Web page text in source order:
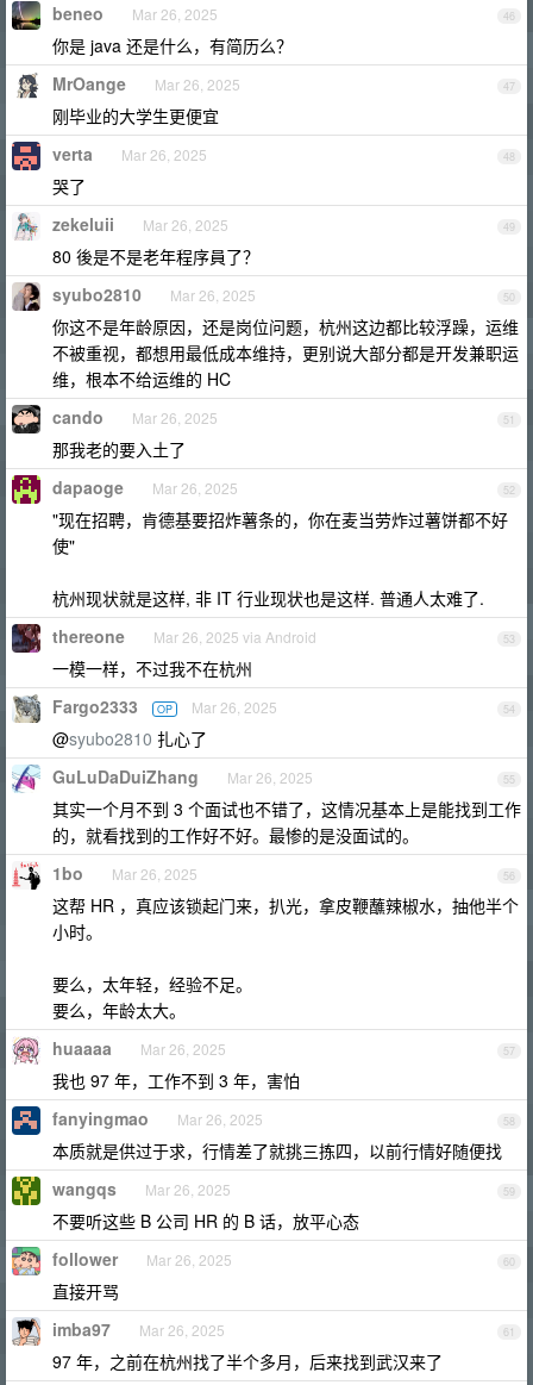
46
beneo Mar 26, 2025
你是 java 还是什么，有简历么？
47
MrOange Mar 26, 2025
刚毕业的大学生更便宜
48
verta Mar 26, 2025
哭了
49
zekeluii Mar 26, 2025
80 後是不是老年程序員了？
50
syubo2810 Mar 26, 2025
你这不是年龄原因，还是岗位问题，杭州这边都比较浮躁，运维
不被重视，都想用最低成本维持，更别说大部分都是开发兼职运
维，根本不给运维的 HC
51
cando Mar 26, 2025
那我老的要入土了
52
dapaoge Mar 26, 2025
"现在招聘，肯德基要招炸薯条的，你在麦当劳炸过薯饼都不好
使"
杭州现状就是这样, 非 IT 行业现状也是这样. 普通人太难了.
53
thereone Mar 26, 2025 via Android
一模一样，不过我不在杭州
54
Fargo2333 OP Mar 26, 2025
@syubo2810 扎心了
55
GuLuDaDuiZhang Mar 26, 2025
其实一个月不到 3 个面试也不错了，这情况基本上是能找到工作
的，就看找到的工作好不好。最惨的是没面试的。
56
1bo Mar 26, 2025
这帮 HR ，真应该锁起门来，扒光，拿皮鞭蘸辣椒水，抽他半个
小时。
要么，太年轻，经验不足。
要么，年龄太大。
57
huaaaa Mar 26, 2025
我也 97 年，工作不到 3 年，害怕
58
fanyingmao Mar 26, 2025
本质就是供过于求，行情差了就挑三拣四，以前行情好随便找
59
wangqs Mar 26, 2025
不要听这些 B 公司 HR 的 B 话，放平心态
60
follower Mar 26, 2025
直接开骂
61
imba97 Mar 26, 2025
97 年，之前在杭州找了半个多月，后来找到武汉来了